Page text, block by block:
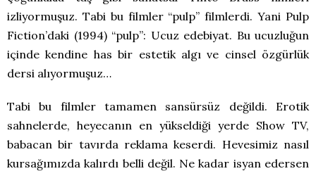
izliyormuşuz. Tabi bu filmler “pulp” filmlerdi. Yani Pulp
Fiction’daki (1994) “pulp”: Ucuz edebiyat. Bu ucuzluğun
içinde kendine has bir estetik algı ve cinsel özgürlük
dersi alıyormuşuz…
Tabi bu filmler tamamen sansürsüz değildi. Erotik
sahnelerde, heyecanın en yükseldiği yerde Show TV,
babacan bir tavırda reklama keserdi. Hevesimiz nasıl
kursağımızda kalırdı belli değil. Ne kadar isyan edersen